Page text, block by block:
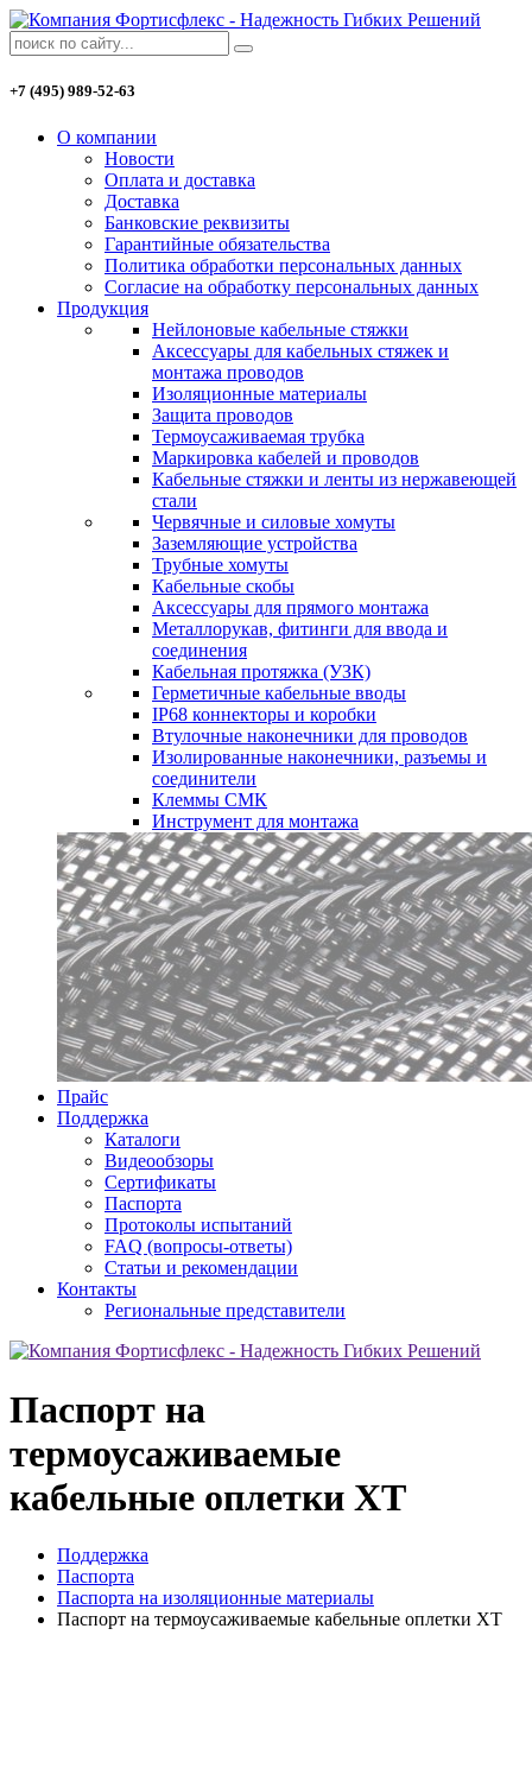
+7 (495) 989-52-63
О компании
Новости
Оплата и доставка
Доставка
Банковские реквизиты
Гарантийные обязательства
Политика обработки персональных данных
Согласие на обработку персональных данных
Продукция
Нейлоновые кабельные стяжки
Аксессуары для кабельных стяжек и
монтажа проводов
Изоляционные материалы
Защита проводов
Термоусаживаемая трубка
Маркировка кабелей и проводов
Кабельные стяжки и ленты из нержавеющей
стали
Червячные и силовые хомуты
Заземляющие устройства
Трубные хомуты
Кабельные скобы
Аксессуары для прямого монтажа
Металлорукав, фитинги для ввода и
соединения
Кабельная протяжка (УЗК)
Герметичные кабельные вводы
IP68 коннекторы и коробки
Втулочные наконечники для проводов
Изолированные наконечники, разъемы и
соединители
Клеммы СМК
Инструмент для монтажа
Прайс
Поддержка
Каталоги
Видеообзоры
Сертификаты
Паспорта
Протоколы испытаний
FAQ (вопросы-ответы)
Статьи и рекомендации
Контакты
Региональные представители
Паспорт на
термоусаживаемые
кабельные оплетки XT
Поддержка
Паспорта
Паспорта на изоляционные материалы
Паспорт на термоусаживаемые кабельные оплетки XT